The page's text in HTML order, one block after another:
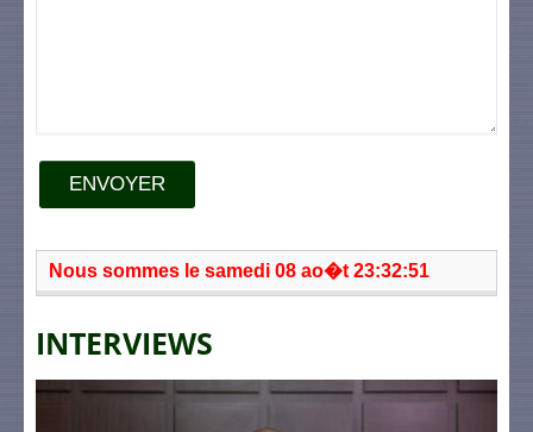
ENVOYER
Nous sommes le samedi 08 ao�t 23:32:51
INTERVIEWS